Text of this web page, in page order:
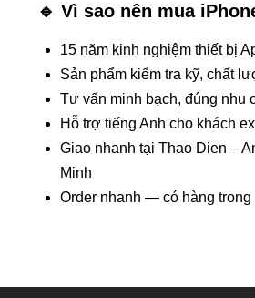
🔹 Vì sao nên mua
15 năm kinh nghiệm thiết bị
Sản phẩm kiểm tra kỹ, chất
Tư vấn minh bạch, đúng nhu
Hỗ trợ tiếng Anh cho khách
Giao nhanh tại Thao Dien –
Minh
Order nhanh — có hàng trong